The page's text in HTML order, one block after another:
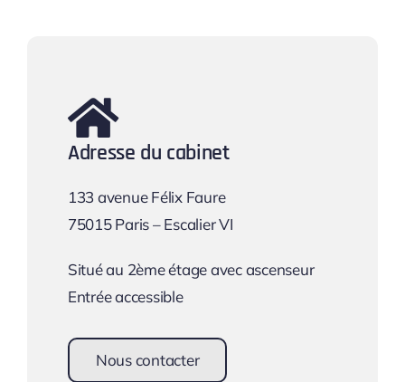
Adresse du cabinet
133 avenue Félix Faure
75015 Paris – Escalier VI
Situé au 2ème étage avec ascenseur
Entrée accessible
Nous contacter